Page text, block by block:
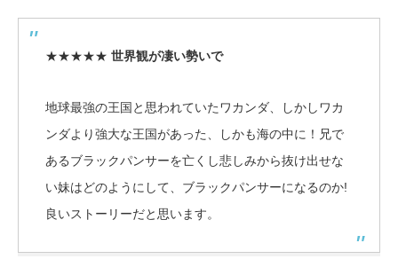
★★★★★ 世界観が凄い勢いで
地球最強の王国と思われていたワカンダ、しかしワカ
ンダより強大な王国があった、しかも海の中に！兄で
あるブラックパンサーを亡くし悲しみから抜け出せな
い妹はどのようにして、ブラックパンサーになるのか!
良いストーリーだと思います。